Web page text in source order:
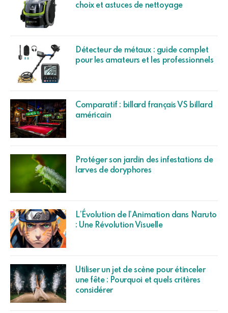
choix et astuces de nettoyage
Détecteur de métaux : guide complet
pour les amateurs et les professionnels
Comparatif : billard français VS billard
américain
Protéger son jardin des infestations de
larves de doryphores
L’Évolution de l’Animation dans Naruto
: Une Révolution Visuelle
Utiliser un jet de scène pour étinceler
une fête : Pourquoi et quels critères
considérer